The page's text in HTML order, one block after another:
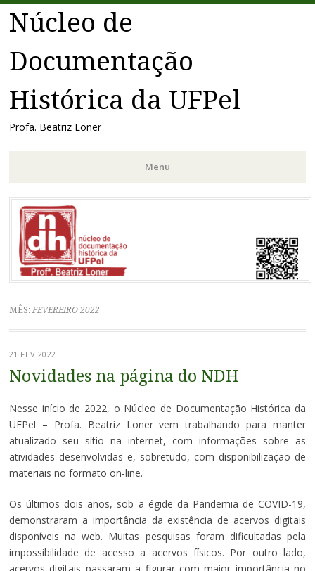
Núcleo de
Documentação
Histórica da UFPel
Profa. Beatriz Loner
Menu
Pular
para
conteúdo
MÊS: FEVEREIRO 2022
21 FEV 2022
Novidades na página do NDH
Nesse início de 2022, o Núcleo de Documentação Histórica da
UFPel – Profa. Beatriz Loner vem trabalhando para manter
atualizado seu sítio na internet, com informações sobre as
atividades desenvolvidas e, sobretudo, com disponibilização de
materiais no formato on-line.
Os últimos dois anos, sob a égide da Pandemia de COVID-19,
demonstraram a importância da existência de acervos digitais
disponíveis na web. Muitas pesquisas foram dificultadas pela
impossibilidade de acesso a acervos físicos. Por outro lado,